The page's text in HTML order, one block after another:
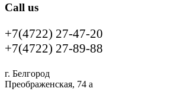
Call us
+7(4722) 27-47-20
+7(4722) 27-89-88
г. Белгород
Преображенская, 74 а